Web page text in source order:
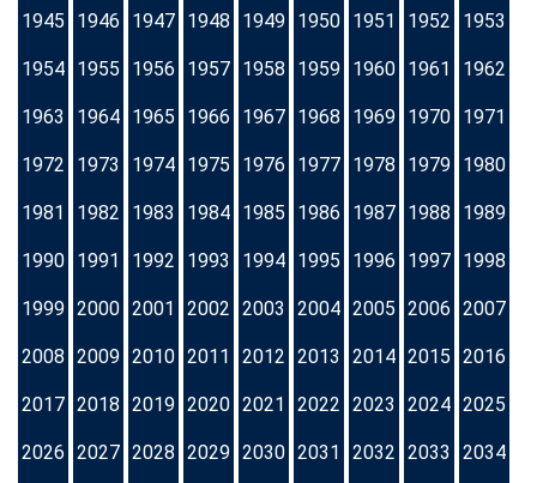
1945 1946 1947 1948 1949 1950 1951 1952 1953
1954 1955 1956 1957 1958 1959 1960 1961 1962
1963 1964 1965 1966 1967 1968 1969 1970 1971
1972 1973 1974 1975 1976 1977 1978 1979 1980
1981 1982 1983 1984 1985 1986 1987 1988 1989
1990 1991 1992 1993 1994 1995 1996 1997 1998
1999 2000 2001 2002 2003 2004 2005 2006 2007
2008 2009 2010 2011 2012 2013 2014 2015 2016
2017 2018 2019 2020 2021 2022 2023 2024 2025
2026 2027 2028 2029 2030 2031 2032 2033 2034